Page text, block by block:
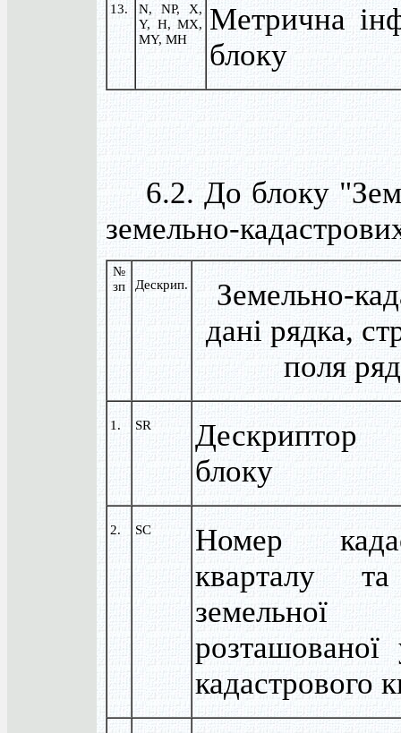
13.
N, NP, X,
Y, H, MX,
MY, MH
Метрична
блоку
6.2. До блоку
земельно-
№
зп
Дескрип.
Земельно-
дані рядка,
поля
1. SR
Дескриптор
блоку
2. SC
Номер
кварталу
земельної
кадастрового